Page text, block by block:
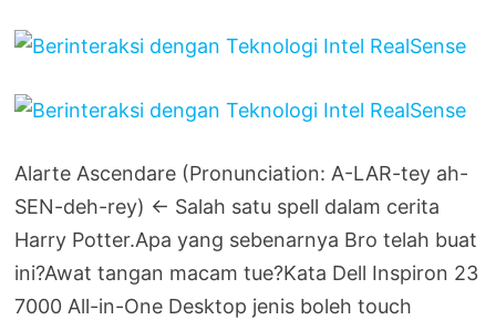
Alarte Ascendare (Pronunciation: A-LAR-tey ah-
SEN-deh-rey) <- Salah satu spell dalam cerita
Harry Potter.Apa yang sebenarnya Bro telah buat
ini?Awat tangan macam tue?Kata Dell Inspiron 23
7000 All-in-One Desktop jenis boleh touch